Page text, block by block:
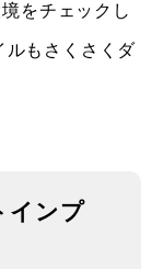
をチェックし
ルもさくさくダ
インプ